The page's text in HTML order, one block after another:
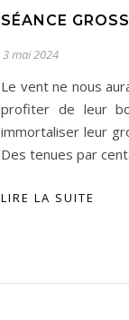
SÉANCE
3 mai 2024
Le vent ne nous
profiter de leur
immortaliser leur
Des tenues par
LIRE LA SUITE